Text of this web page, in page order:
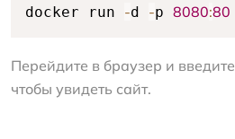
docker run -d -p 8080:80
Перейдите в браузер и введите
чтобы увидеть сайт.